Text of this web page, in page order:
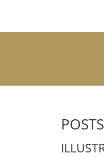
content